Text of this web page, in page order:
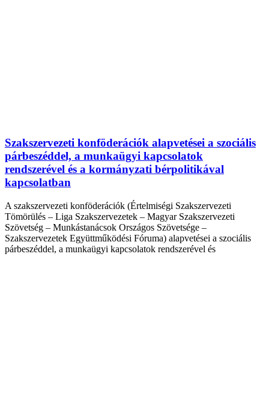
Szakszervezeti konföderációk alapvetései a szociális
párbeszéddel, a munkaügyi kapcsolatok
rendszerével és a kormányzati bérpolitikával
kapcsolatban
A szakszervezeti konföderációk (Értelmiségi Szakszervezeti
Tömörülés – Liga Szakszervezetek – Magyar Szakszervezeti
Szövetség – Munkástanácsok Országos Szövetsége –
Szakszervezetek Együttműködési Fóruma) alapvetései a szociális
párbeszéddel, a munkaügyi kapcsolatok rendszerével és